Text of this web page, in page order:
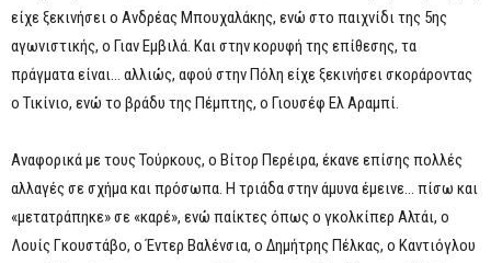
είχε ξεκινήσει ο Ανδρέας Μπουχαλάκης, ενώ στο παιχνίδι της 5ης
αγωνιστικής, ο Γιαν Εμβιλά. Και στην κορυφή της επίθεσης, τα
πράγματα είναι… αλλιώς, αφού στην Πόλη είχε ξεκινήσει σκοράροντας
ο Τικίνιο, ενώ το βράδυ της Πέμπτης, ο Γιουσέφ Ελ Αραμπί.
Αναφορικά με τους Τούρκους, ο Βίτορ Περέιρα, έκανε επίσης πολλές
αλλαγές σε σχήμα και πρόσωπα. Η τριάδα στην άμυνα έμεινε… πίσω και
«μετατράπηκε» σε «καρέ», ενώ παίκτες όπως ο γκολκίπερ Αλτάι, ο
Λουίς Γκουστάβο, ο Έντερ Βαλένσια, ο Δημήτρης Πέλκας, ο Καντιόγλου